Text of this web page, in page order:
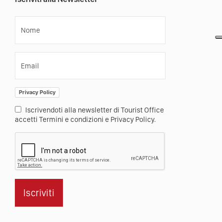
Nome
Email
Privacy Policy
Iscrivendoti alla newsletter di Tourist Office
accetti Termini e condizioni e Privacy Policy.
Iscriviti